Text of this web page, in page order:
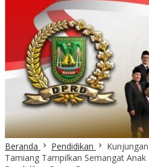
Beranda Pendidikan
Tamiang Tampilkan Semangat